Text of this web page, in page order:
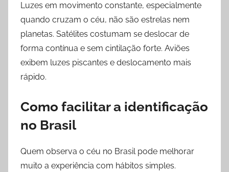
Luzes em movimento constante, especialmente
quando cruzam o céu, não são estrelas nem
planetas. Satélites costumam se deslocar de
forma contínua e sem cintilação forte. Aviões
exibem luzes piscantes e deslocamento mais
rápido.
Como facilitar a identificação
no Brasil
Quem observa o céu no Brasil pode melhorar
muito a experiência com hábitos simples.